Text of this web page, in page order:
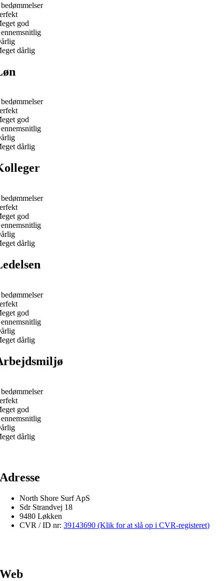
god
dårlig
god
dårlig
god
dårlig
god
dårlig
god
dårlig
Adresse
North Shore Surf ApS
Sdr Strandvej 18
9480 Løkken
CVR / ID nr:39143690 (Klik for at slå op i CVR-registeret)
Web